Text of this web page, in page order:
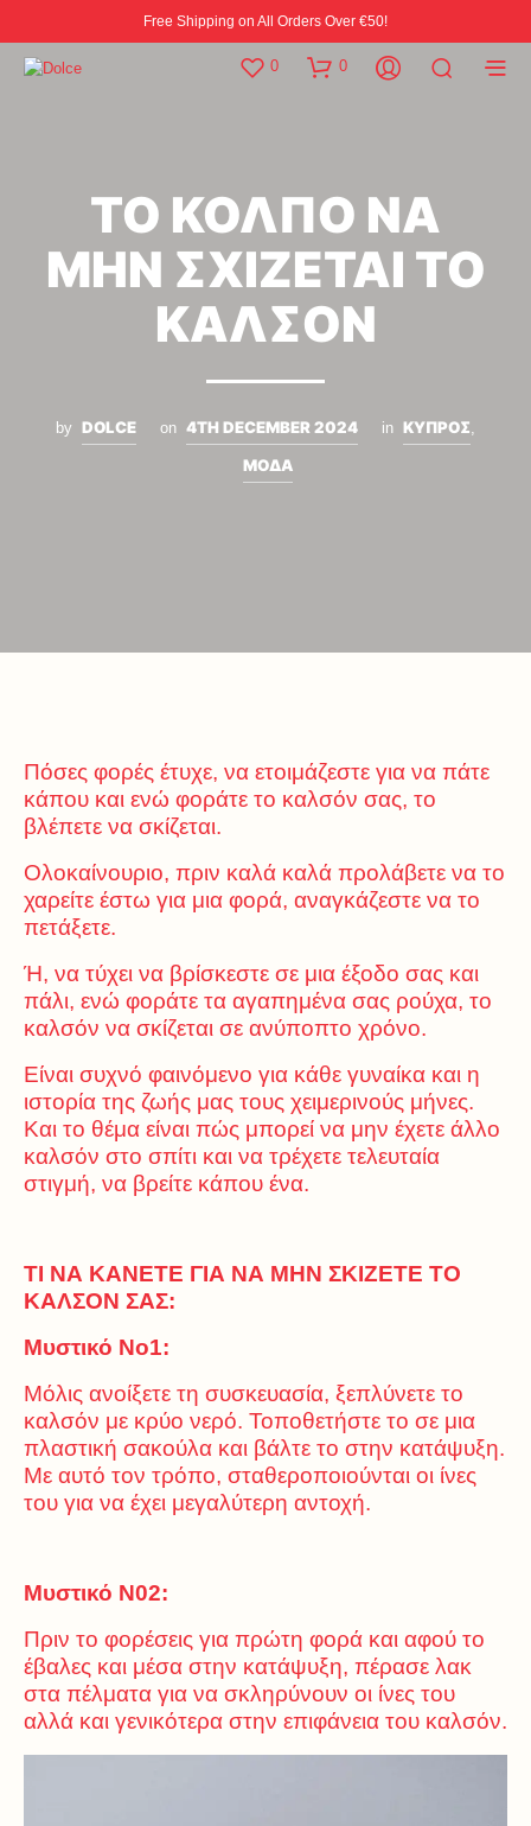
Free Shipping on All Orders Over €50!
0 0
ΤΟ ΚΟΛΠΟ ΝΑ
ΜΗΝ ΣΧΙΖΕΤΑΙ ΤΟ
ΚΑΛΣΟΝ
by DOLCE on 4TH DECEMBER 2024 in ΚΥΠΡΟΣ,
ΜΟΔΑ
Πόσες φορές έτυχε, να ετοιμάζεστε για να πάτε
κάπου και ενώ φοράτε το καλσόν σας, το
βλέπετε να σκίζεται.
Ολοκαίνουριο, πριν καλά καλά προλάβετε να το
χαρείτε έστω για μια φορά, αναγκάζεστε να το
πετάξετε.
Ή, να τύχει να βρίσκεστε σε μια έξοδο σας και
πάλι, ενώ φοράτε τα αγαπημένα σας ρούχα, το
καλσόν να σκίζεται σε ανύποπτο χρόνο.
Είναι συχνό φαινόμενο για κάθε γυναίκα και η
ιστορία της ζωής μας τους χειμερινούς μήνες.
Και το θέμα είναι πώς μπορεί να μην έχετε άλλο
καλσόν στο σπίτι και να τρέχετε τελευταία
στιγμή, να βρείτε κάπου ένα.
ΤΙ ΝΑ ΚΑΝΕΤΕ ΓΙΑ ΝΑ ΜΗΝ ΣΚΙΖΕΤΕ ΤΟ
ΚΑΛΣΟΝ ΣΑΣ:
Μυστικό Νο1:
Μόλις ανοίξετε τη συσκευασία, ξεπλύνετε το
καλσόν με κρύο νερό. Τοποθετήστε το σε μια
πλαστική σακούλα και βάλτε το στην κατάψυξη.
Με αυτό τον τρόπο, σταθεροποιούνται οι ίνες
του για να έχει μεγαλύτερη αντοχή.
Μυστικό Ν02:
Πριν το φορέσεις για πρώτη φορά και αφού το
έβαλες και μέσα στην κατάψυξη, πέρασε λακ
στα πέλματα για να σκληρύνουν οι ίνες του
αλλά και γενικότερα στην επιφάνεια του καλσόν.